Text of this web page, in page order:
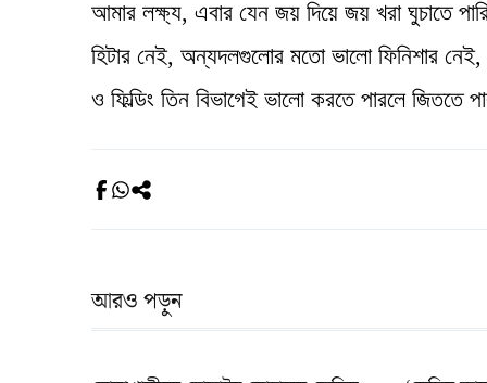
আমার লক্ষ্য, এবার যেন জয় দিয়ে জয় খরা ঘুচাতে
হিটার নেই, অন্যদলগুলোর মতো ভালো ফিনিশার নেই,
ও ফিল্ডিং তিন বিভাগেই ভালো করতে পারলে জিততে
আরও পড়ুন